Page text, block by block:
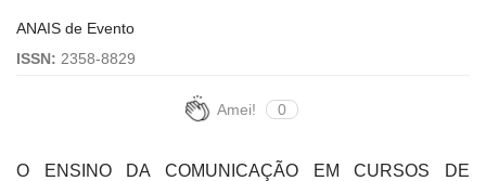
ANAIS de Evento
ISSN: 2358-8829
Amei! 0
O ENSINO DA COMUNICAÇÃO EM CURSOS DE